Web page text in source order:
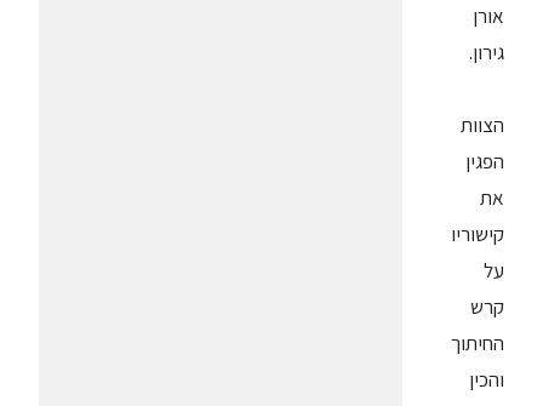
אורן
גירון.
הצוות
הפגין
את
קישוריו
על
קרש
החיתוך
והכין